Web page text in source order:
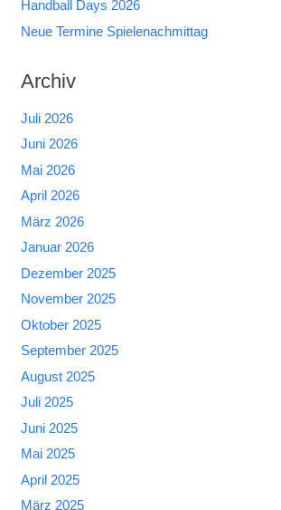
Handball Days 2026
Neue Termine Spielenachmittag
Archiv
Juli 2026
Juni 2026
Mai 2026
April 2026
März 2026
Januar 2026
Dezember 2025
November 2025
Oktober 2025
September 2025
August 2025
Juli 2025
Juni 2025
Mai 2025
April 2025
März 2025